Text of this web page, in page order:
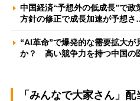
中国経済“予想外の低成長”で
方針の修正で成長加速が予想
“AI革命”で爆発的な需要拡大
か？ 高い競争力を持つ中国の
「みんなで大家さん」